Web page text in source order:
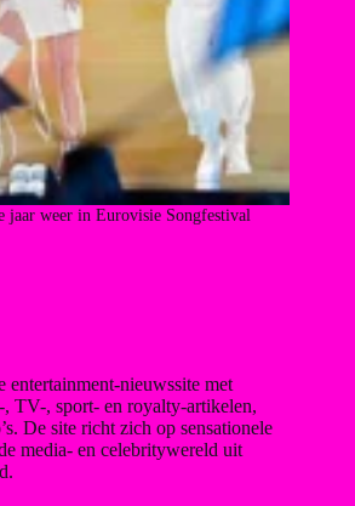
jaar weer in Eurovisie Songfestival
entertainment-nieuwssite met
TV-, sport- en royalty-artikelen,
De site richt zich op sensationele
media- en celebritywereld uit